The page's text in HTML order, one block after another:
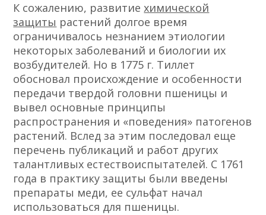
К сожалению, развитиехимической
защиты растений долгое время
ограничивалось незнанием этиологии
некоторых заболеваний и биологии их
возбудителей. Но в 1775 г. Тиллет
обосновал происхождение и особенности
передачи твердой головни пшеницы и
вывел основные принципы
распространения и «поведения» патогенов
растений. Вслед за этим последовал еще
перечень публикаций и работ других
талантливых естествоиспытателей. С 1761
года в практику защиты были введены
препараты меди, ее сульфат начал
использоваться для пшеницы.